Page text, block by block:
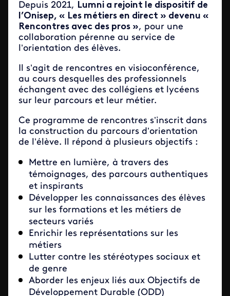
Depuis 2021, Lumni a rejoint le dispositif de
l’Onisep, « Les métiers en direct » devenu «
Rencontres avec des pros », pour une
collaboration pérenne au service de
l’orientation des élèves.
Il s’agit de rencontres en visioconférence,
au cours desquelles des professionnels
échangent avec des collégiens et lycéens
sur leur parcours et leur métier.
Ce programme de rencontres s’inscrit dans
la construction du parcours d’orientation
de l’élève. Il répond à plusieurs objectifs :
Mettre en lumière, à travers des
témoignages, des parcours authentiques
et inspirants
Développer les connaissances des élèves
sur les formations et les métiers de
secteurs variés
Enrichir les représentations sur les
métiers
Lutter contre les stéréotypes sociaux et
de genre
Aborder les enjeux liés aux Objectifs de
Développement Durable (ODD)